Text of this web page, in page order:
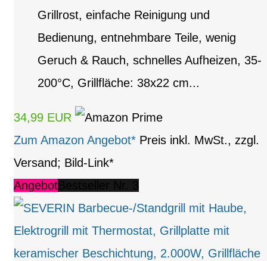
Grillrost, einfache Reinigung und
Bedienung, entnehmbare Teile, wenig
Geruch & Rauch, schnelles Aufheizen, 35-
200°C, Grillfläche: 38x22 cm...
34,99 EUR
Zum Amazon Angebot* Preis inkl. MwSt., zzgl.
Versand; Bild-Link*
Angebot